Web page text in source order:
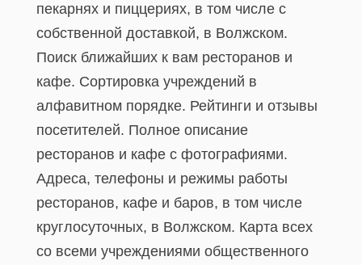
пекарнях и пиццериях, в том числе с
собственной доставкой, в Волжском.
Поиск ближайших к вам ресторанов и
кафе. Сортировка учреждений в
алфавитном порядке. Рейтинги и отзывы
посетителей. Полное описание
ресторанов и кафе с фотографиями.
Адреса, телефоны и режимы работы
ресторанов, кафе и баров, в том числе
круглосуточных, в Волжском. Карта всех
со всеми учреждениями общественного